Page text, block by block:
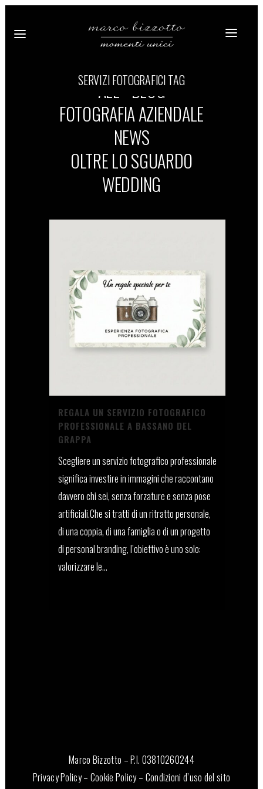
SERVIZI FOTOGRAFICI TAG
ALL BLOG
FOTOGRAFIA AZIENDALE
NEWS
OLTRE LO SGUARDO
WEDDING
REGALA UN SERVIZIO FOTOGRAFICO
PROFESSIONALE A BASSANO DEL
GRAPPA
Scegliere un servizio fotografico professionale
significa investire in immagini che raccontano
davvero chi sei, senza forzature e senza pose
artificiali.Che si tratti di un ritratto personale,
di una coppia, di una famiglia o di un progetto
di personal branding, l’obiettivo è uno solo:
valorizzare le...
Marco Bizzotto – P.I. 03810260244
Privacy Policy– Cookie Policy– Condizioni d’uso del sito